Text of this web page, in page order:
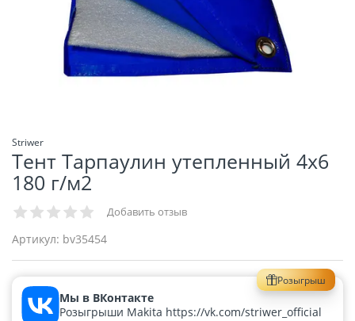
Striwer
Тент Тарпаулин утепленный 4х6
180 г/м2
Добавить отзыв
Артикул: bv35454
Розыгрыш
Мы в ВКонтакте
Розыгрыши Makita https://vk.com/striwer_official